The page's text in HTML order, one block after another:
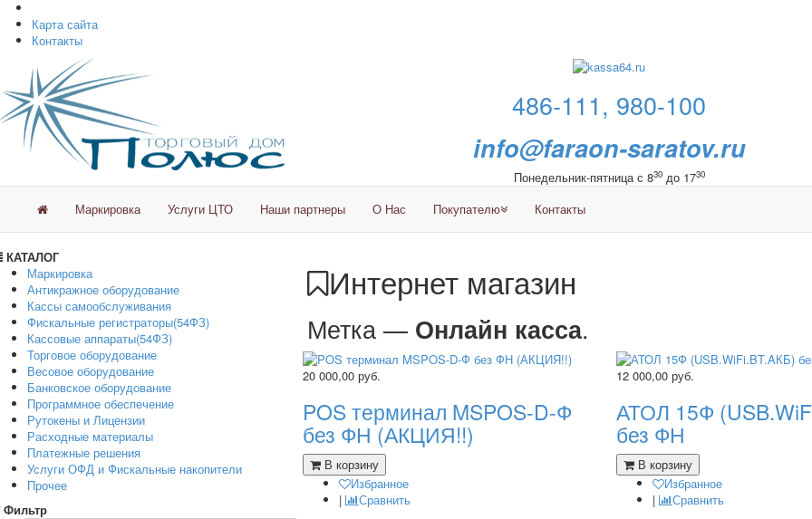
Карта сайта
Контакты
486-111, 980-100
info@faraon-saratov.ru
Понедельник-пятница с 830до 1730
Маркировка Услуги ЦТО Наши партнеры О Нас Покупателю Контакты
КАТАЛОГ
Маркировка
Антикражное оборудование
Кассы самообслуживания
Фискальные регистраторы(54ФЗ)
Кассовые аппараты(54ФЗ)
Торговое оборудование
Весовое оборудование
Банковское оборудование
Программное обеспечение
Рутокены и Лицензии
Расходные материалы
Платежные решения
Услуги ОФД и Фискальные накопители
Прочее
Фильтр
Интернет магазин
Метка — Онлайн касса.
20 000,00 руб.
POS терминал MSPOS-D-Ф
без ФН (АКЦИЯ!!)
В корзину
Избранное
|
Сравнить
12 000,00 руб.
АТОЛ 15Ф
без ФН
В корзину
Избранное
|
Сравнить